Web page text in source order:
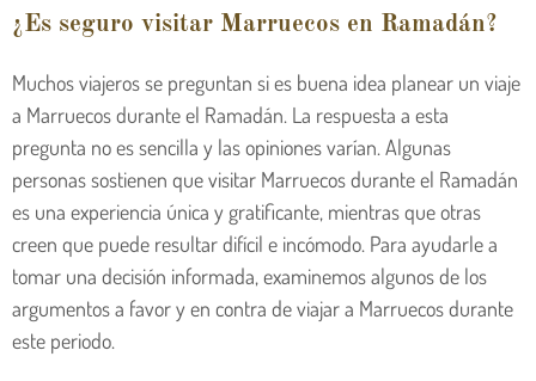
¿Es seguro visitar Marruecos en Ramadán?
Muchos viajeros se preguntan si es buena idea planear un viaje
a Marruecos durante el Ramadán. La respuesta a esta
pregunta no es sencilla y las opiniones varían. Algunas
personas sostienen que visitar Marruecos durante el Ramadán
es una experiencia única y gratificante, mientras que otras
creen que puede resultar difícil e incómodo. Para ayudarle a
tomar una decisión informada, examinemos algunos de los
argumentos a favor y en contra de viajar a Marruecos durante
este periodo.